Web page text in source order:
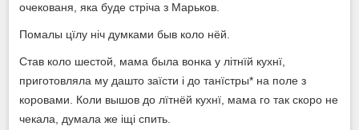
очекованя, яка буде стріча з Марьков.
Помалы цїлу ніч думками быв коло нёй.
Став коло шестой, мама была вонка у літнїй кухнї,
приготовляла му дашто заїсти і до танїстры* на поле з
коровами. Коли вышов до лїтнёй кухнї, мама го так скоро не
чекала, думала же іщі спить.